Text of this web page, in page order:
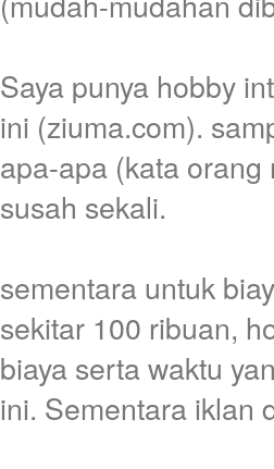
Saya punya hobby
ini (ziuma.com).
apa-apa (kata
susah sekali.
sementara untuk
sekitar 100 ribuan,
biaya serta waktu
ini. Sementara iklan